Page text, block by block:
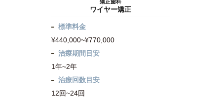
矯正歯科
ワイヤー矯正
標準料金
¥440,000~¥770,000
治療期間目安
1年~2年
治療回数目安
12回~24回